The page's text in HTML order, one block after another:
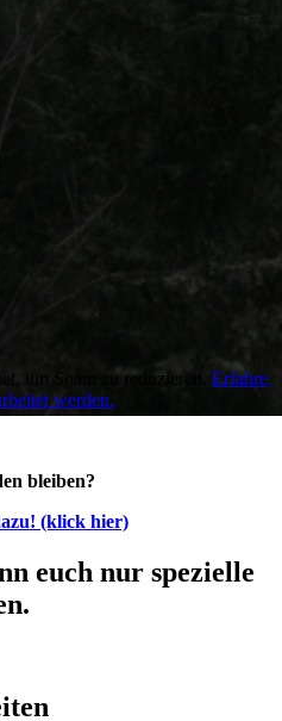
um Spam zu reduzieren. Erfahre,
werden.
bleiben?
(klick hier)
euch nur spezielle